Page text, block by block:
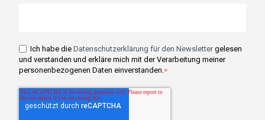
Ich habe die Datenschutzerklärung für den Newslettergelesen
und verstanden und erkläre mich mit der Verarbeitung meiner
personenbezogenen Daten einverstanden.*